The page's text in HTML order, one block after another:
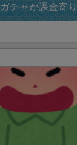
チャが課金寄